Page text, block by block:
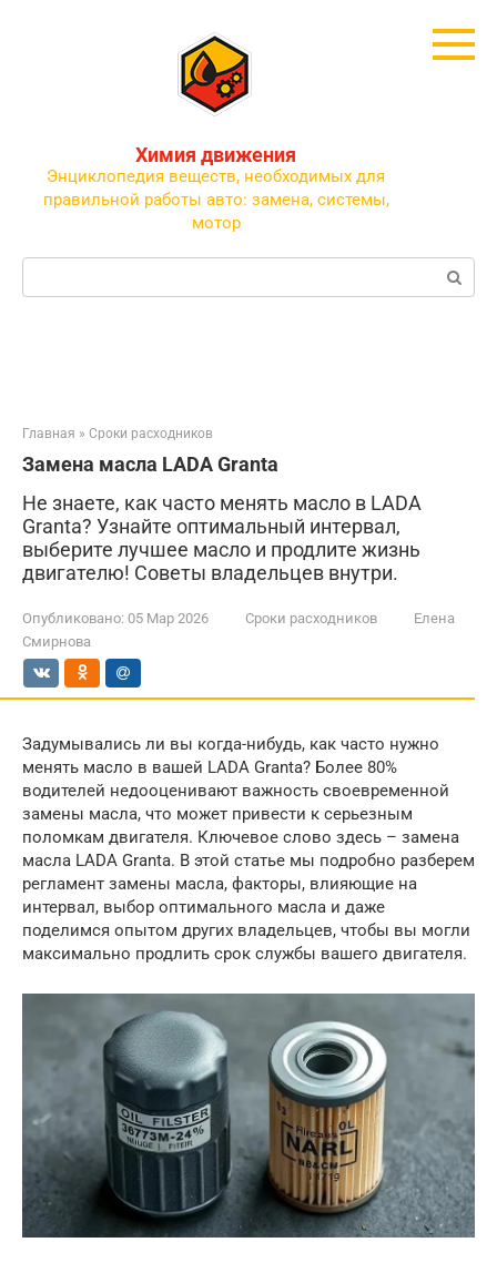
Химия движения
Энциклопедия веществ, необходимых для
правильной работы авто: замена, системы,
мотор
Поиск:
Главная » Сроки расходников
Замена масла LADA Granta
Не знаете, как часто менять масло в LADA
Granta? Узнайте оптимальный интервал,
выберите лучшее масло и продлите жизнь
двигателю! Советы владельцев внутри.
Опубликовано: 05 Мар 2026 Сроки расходников
Елена
Смирнова
Задумывались ли вы когда-нибудь, как часто нужно
менять масло в вашей LADA Granta? Более 80%
водителей недооценивают важность своевременной
замены масла, что может привести к серьезным
поломкам двигателя. Ключевое слово здесь – замена
масла LADA Granta. В этой статье мы подробно разберем
регламент замены масла, факторы, влияющие на
интервал, выбор оптимального масла и даже
поделимся опытом других владельцев, чтобы вы могли
максимально продлить срок службы вашего двигателя.